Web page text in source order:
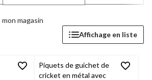
magasin
Affichage en liste
Piquets de guichet de
cricket en métal avec